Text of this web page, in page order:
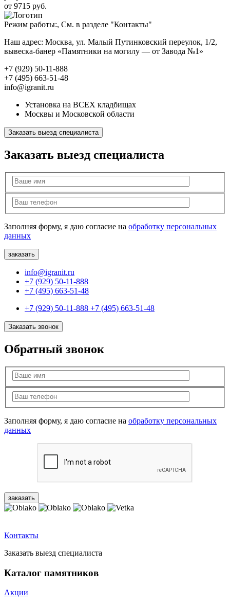
от 9715 руб.
Режим работы:, См. в разделе "Контакты"
Наш адрес: Москва, ул. Малый Путинковский переулок, 1/2,
вывеска-банер «Памятники на могилу — от Завода №1»
+7 (929) 50-11-888
+7 (495) 663-51-48
info@igranit.ru
Установка на ВСЕХ кладбищах
Москвы и Московской области
Заказать выезд специалиста
Заказать выезд специалиста
Заполняя форму, я даю согласие на обработку персональных
данных
info@igranit.ru
+7 (929) 50-11-888
+7 (495) 663-51-48
+7 (929) 50-11-888 +7 (495) 663-51-48
Заказать звонок
Обратный звонок
Заполняя форму, я даю согласие на обработку персональных
данных
Контакты
Заказать выезд специалиста
Каталог памятников
Акции